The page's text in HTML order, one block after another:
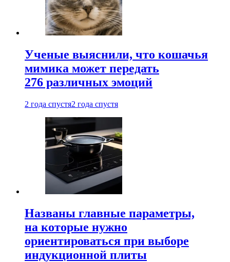
Ученые выяснили, что кошачья
мимика может передать
276 различных эмоций
2 года спустя2 года спустя
Названы главные параметры,
на которые нужно
ориентироваться при выборе
индукционной плиты